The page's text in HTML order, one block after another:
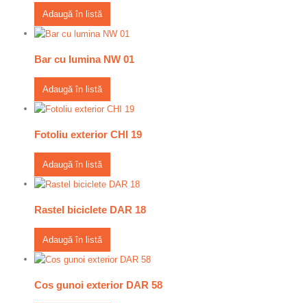
Adaugă în listă
Bar cu lumina NW 01
Adaugă în listă
Fotoliu exterior CHI 19
Adaugă în listă
Rastel biciclete DAR 18
Adaugă în listă
Cos gunoi exterior DAR 58